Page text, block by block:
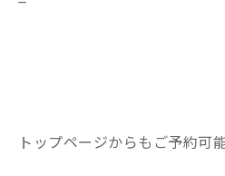
トップページからもご予約可